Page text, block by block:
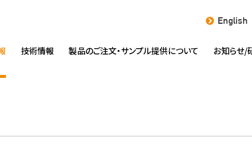
English
技術情報 製品のご注文・サンプル提供について お知らせ/